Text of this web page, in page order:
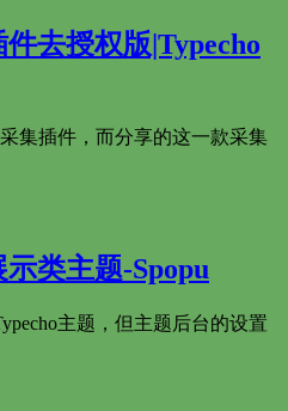
去授权版|Typecho
集插件，而分享的这一款采集
类主题-Spopu
主题，但主题后台的设置